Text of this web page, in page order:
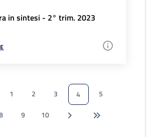
in sintesi - 2° trim. 2023
1 2 3 4
5
9 10